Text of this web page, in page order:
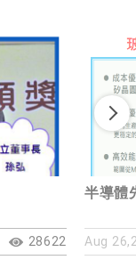
28622
半導體
Aug